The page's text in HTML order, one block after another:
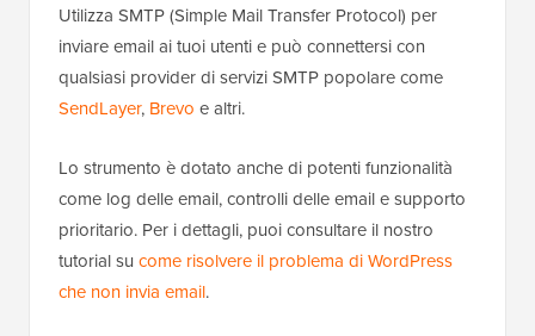
Utilizza SMTP (Simple Mail Transfer Protocol) per
inviare email ai tuoi utenti e può connettersi con
qualsiasi provider di servizi SMTP popolare come
SendLayer, Brevo e altri.
Lo strumento è dotato anche di potenti funzionalità
come log delle email, controlli delle email e supporto
prioritario. Per i dettagli, puoi consultare il nostro
tutorial su come risolvere il problema di WordPress
che non invia email.